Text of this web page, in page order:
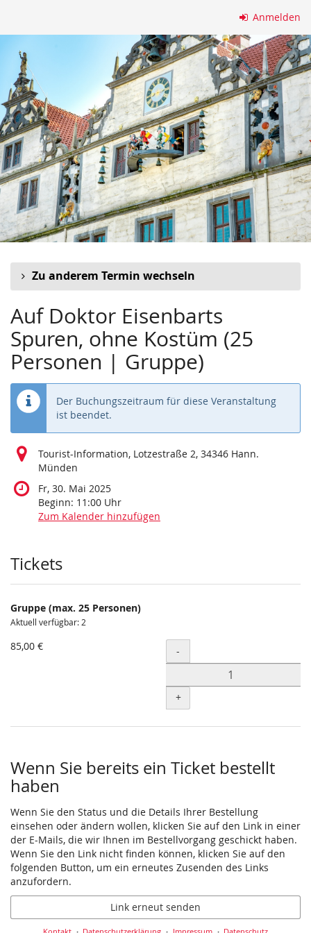
springen
Anmelden
Zu anderem Termin wechseln
Auf Doktor Eisenbarts
Spuren, ohne Kostüm (25
Personen | Gruppe)
Der Buchungszeitraum für diese Veranstaltung
ist beendet.
Tourist-Information, Lotzestraße 2, 34346 Hann.
Münden
Fr, 30. Mai 2025
Beginn: 11:00 Uhr
Zum Kalender hinzufügen
Produkte
Tickets
Gruppe (max. 25 Personen)
Aktuell verfügbar: 2
85,00 € Menge
-
+
Wenn Sie bereits ein Ticket bestellt
haben
Wenn Sie den Status und die Details Ihrer Bestellung
einsehen oder ändern wollen, klicken Sie auf den Link in einer
der E-Mails, die wir Ihnen im Bestellvorgang geschickt haben.
Wenn Sie den Link nicht finden können, klicken Sie auf den
folgenden Button, um ein erneutes Zusenden des Links
anzufordern.
Link erneut senden